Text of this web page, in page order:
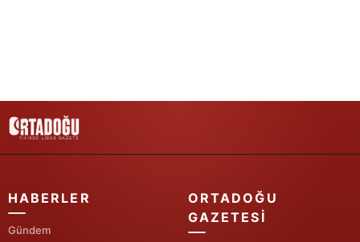
Karaman
HABERLER
Gündem
ORTADOĞU
GAZETESI